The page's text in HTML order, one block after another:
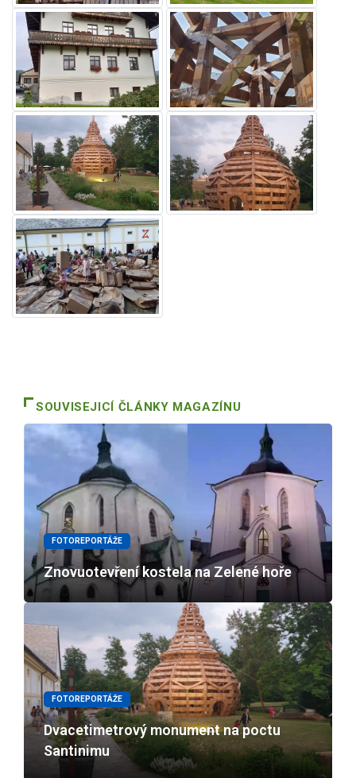
SOUVISEJICÍ ČLÁNKY MAGAZÍNU
FOTOREPORTÁŽE
Znovuotevření kostela na Zelené hoře
FOTOREPORTÁŽE
Dvacetimetrový monument na poctu
Santinimu